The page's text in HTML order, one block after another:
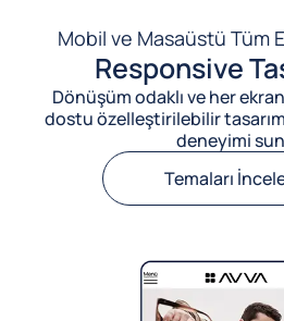
Mobil ve Masaüstü Tüm
Responsive
Dönüşüm odaklı ve her
dostu özelleştirilebilir
deneyimi
Temaları